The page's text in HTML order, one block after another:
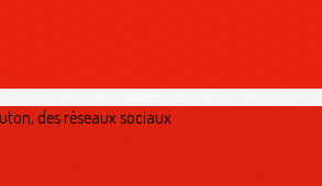
des réseaux sociaux